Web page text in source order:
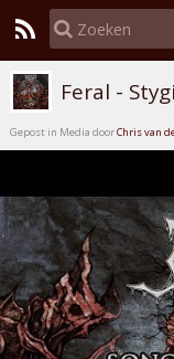
Feral -
Gepost in Media doorChris van